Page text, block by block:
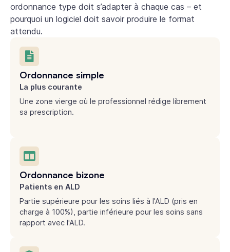
ordonnance type doit s’adapter à chaque cas – et
pourquoi un logiciel doit savoir produire le format
attendu.
Ordonnance simple
La plus courante
Une zone vierge où le professionnel rédige librement
sa prescription.
Ordonnance bizone
Patients en ALD
Partie supérieure pour les soins liés à l'ALD (pris en
charge à 100%), partie inférieure pour les soins sans
rapport avec l'ALD.